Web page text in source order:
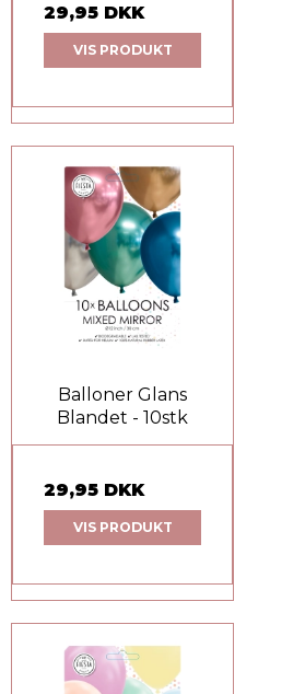
29,95 DKK
VIS PRODUKT
Balloner Glans
Blandet - 10stk
29,95 DKK
VIS PRODUKT